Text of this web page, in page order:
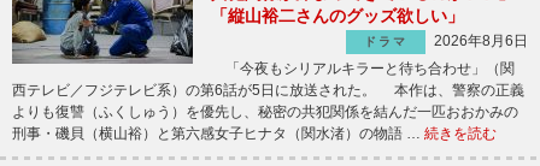
「縦山裕二さんのグッズ欲しい」
ドラマ
2026年8月6日
「今夜もシリアルキラーと待ち合わせ」（関
西テレビ／フジテレビ系）の第6話が5日に放送された。 本作は、警察の正義
よりも復讐（ふくしゅう）を優先し、秘密の共犯関係を結んだ一匹おおかみの
刑事・磯貝（横山裕）と第六感女子ヒナタ（関水渚）の物語 … 続きを読む